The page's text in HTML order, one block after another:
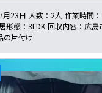
月23日 人数： 2人 作業時間：
形態： 3LDK 回収内容： 広島
の片付け